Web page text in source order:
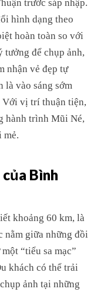
trước sáp nhập.
hình dạng theo
hoàn toàn so với
để chụp ảnh,
nhận vẻ đẹp tự
là vào sáng sớm
Với vị trí thuận tiện,
hành trình Mũi Né,
mẻ.
của Bình
khoảng 60 km, là
nằm giữa những đồi
“tiểu sa mạc”
khách có thể trải
ảnh tại những